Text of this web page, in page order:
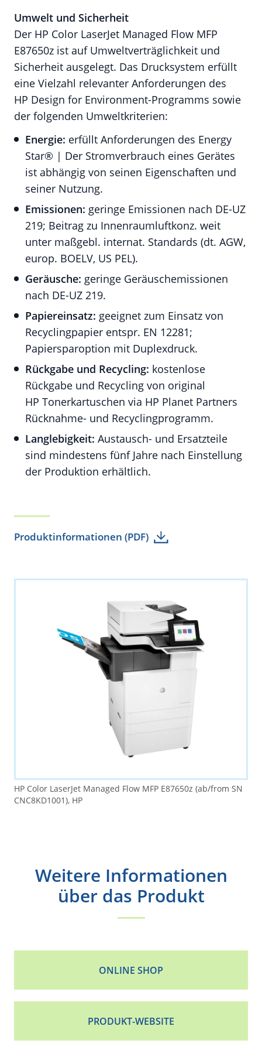
Umwelt und Sicherheit
Der HP Color LaserJet Managed Flow MFP
E87650z ist auf Umweltverträglichkeit und
Sicherheit ausgelegt. Das Drucksystem erfüllt
eine Vielzahl relevanter Anforderungen des
HP Design for Environment-Programms sowie
der folgenden Umweltkriterien:
Energie: erfüllt Anforderungen des Energy
Star® | Der Stromverbrauch eines Gerätes
ist abhängig von seinen Eigenschaften und
seiner Nutzung.
Emissionen: geringe Emissionen nach DE-UZ
219; Beitrag zu Innenraumluftkonz. weit
unter maßgebl. internat. Standards (dt. AGW,
europ. BOELV, US PEL).
Geräusche: geringe Geräuschemissionen
nach DE-UZ 219.
Papiereinsatz: geeignet zum Einsatz von
Recyclingpapier entspr. EN 12281;
Papiersparoption mit Duplexdruck.
Rückgabe und Recycling: kostenlose
Rückgabe und Recycling von original
HP Tonerkartuschen via HP Planet Partners
Rücknahme- und Recyclingprogramm.
Langlebigkeit: Austausch- und Ersatzteile
sind mindestens fünf Jahre nach Einstellung
der Produktion erhältlich.
Produktinformationen (PDF)
HP Color LaserJet Managed Flow MFP E87650z (ab/from SN
CNC8KD1001), HP
Weitere Informationen
über das Produkt
ONLINE SHOP
PRODUKT-WEBSITE